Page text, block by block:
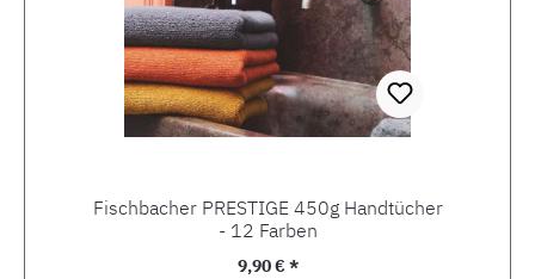
Fischbacher PRESTIGE 450g Handtücher
- 12 Farben
Regulärer Preis:
9,90 € *